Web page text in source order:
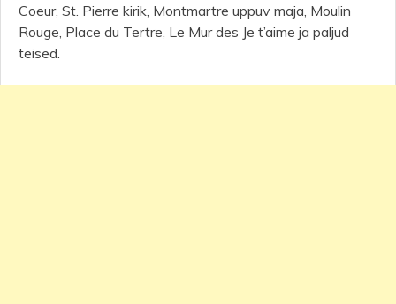
Coeur, St. Pierre kirik, Montmartre uppuv maja, Moulin
Rouge, Place du Tertre, Le Mur des Je t’aime ja paljud
teised.